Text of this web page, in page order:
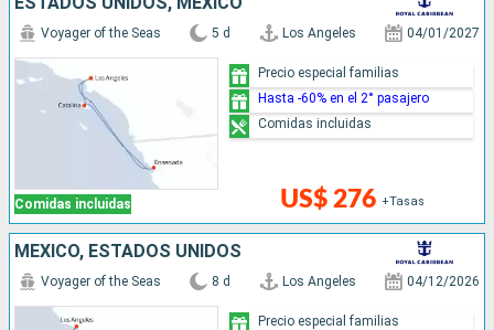
Comidas incluidas
Voyager of the Seas 5 d Los Angeles 04/01/2027
US$ 276 +Tasas
Precio especial familias
Hasta -60% en el 2° pasajero
Comidas incluidas
MÉXICO, ESTADOS UNIDOS
Voyager of the Seas 8 d Los Angeles 04/12/2026
Precio especial familias